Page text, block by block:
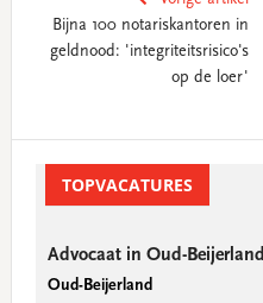
Bijna 100 notariskantoren in
geldnood: 'integriteitsrisico's
op de loer'
SidebarTOPVACATURES
Advocaat in Oud-Beijerland
Oud-Beijerland